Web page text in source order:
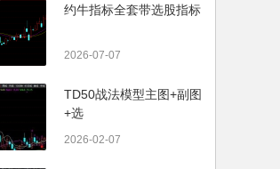
约牛指标全套带选股指标
2026-07-07
TD50战法模型主图+副图
+选
2026-02-07